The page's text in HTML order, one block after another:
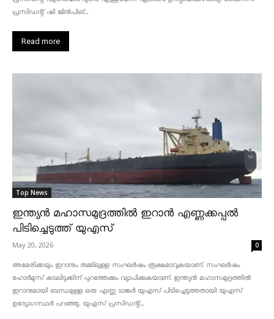
പ്രസിഡന്റ് ഷി ജിൻപിങ്...
Read more
Top News
ഇന്ത്യൻ മഹാസമുദ്രത്തിൽ ഇറാൻ എണ്ണക്കപ്പൽ
പിടിച്ചെടുത്ത് യുഎസ്
May 20, 2026 0
അമേരിക്കയും ഇറാനും തമ്മിലുള്ള സംഘർഷം രൂക്ഷമാവുകയാണ്. സംഘർഷം
ഹോർമുസ് കടലിടുക്കിന് പുറത്തേക്കും വ്യാപിക്കുകയാണ്. ഇന്ത്യൻ മഹാസമുദ്രത്തിൽ
ഇറാനുമായി ബന്ധമുള്ള ഒരു എണ്ണ ടാങ്കർ യുഎസ് പിടിച്ചെടുത്തതായി യുഎസ്
ഉദ്യോഗസ്ഥർ പറഞ്ഞു. യുഎസ് പ്രസിഡന്റ്...